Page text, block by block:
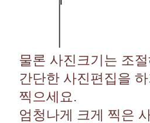
물론 사진크기는 조
간단한 사진편집을
찍으세요.
엄청나게 크게 찍은